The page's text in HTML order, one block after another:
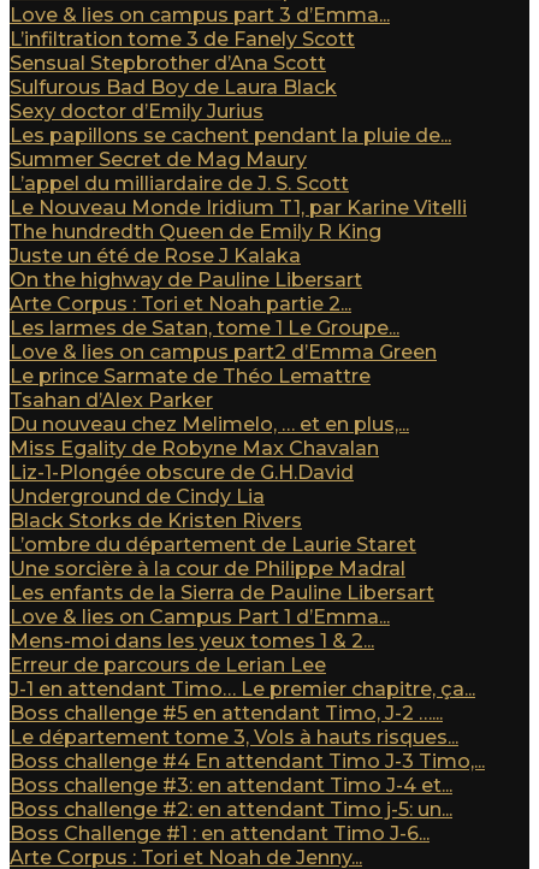
Love & lies on campus part 3 d’Emma...
L’infiltration tome 3 de Fanely Scott
Sensual Stepbrother d’Ana Scott
Sulfurous Bad Boy de Laura Black
Sexy doctor d’Emily Jurius
Les papillons se cachent pendant la pluie de...
Summer Secret de Mag Maury
L’appel du milliardaire de J. S. Scott
Le Nouveau Monde Iridium T1, par Karine Vitelli
The hundredth Queen de Emily R King
Juste un été de Rose J Kalaka
On the highway de Pauline Libersart
Arte Corpus : Tori et Noah partie 2...
Les larmes de Satan, tome 1 Le Groupe...
Love & lies on campus part2 d’Emma Green
Le prince Sarmate de Théo Lemattre
Tsahan d’Alex Parker
Du nouveau chez Melimelo, … et en plus,...
Miss Egality de Robyne Max Chavalan
Liz-1-Plongée obscure de G.H.David
Underground de Cindy Lia
Black Storks de Kristen Rivers
L’ombre du département de Laurie Staret
Une sorcière à la cour de Philippe Madral
Les enfants de la Sierra de Pauline Libersart
Love & lies on Campus Part 1 d’Emma...
Mens-moi dans les yeux tomes 1 & 2...
Erreur de parcours de Lerian Lee
J-1 en attendant Timo… Le premier chapitre, ça...
Boss challenge #5 en attendant Timo, J-2 …...
Le département tome 3, Vols à hauts risques...
Boss challenge #4 En attendant Timo J-3 Timo,...
Boss challenge #3: en attendant Timo J-4 et...
Boss challenge #2: en attendant Timo j-5: un...
Boss Challenge #1 : en attendant Timo J-6...
Arte Corpus : Tori et Noah de Jenny...